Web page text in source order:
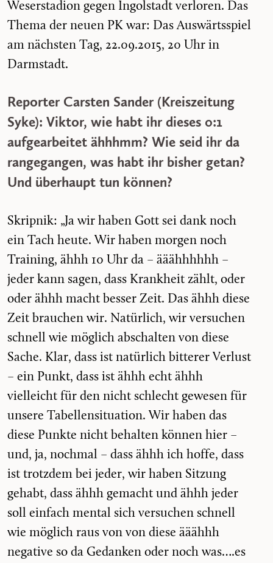
Weserstadion gegen Ingolstadt verloren. Das
Thema der neuen PK war: Das Auswärtsspiel
am nächsten Tag, 22.09.2015, 20 Uhr in
Darmstadt.
Reporter Carsten Sander (Kreiszeitung
Syke): Viktor, wie habt ihr dieses 0:1
aufgearbeitet ähhhmm? Wie seid ihr da
rangegangen, was habt ihr bisher getan?
Und überhaupt tun können?
Skripnik: „Ja wir haben Gott sei dank noch
ein Tach heute. Wir haben morgen noch
Training, ähhh 10 Uhr da – ääähhhhhh –
jeder kann sagen, dass Krankheit zählt, oder
oder ähhh macht besser Zeit. Das ähhh diese
Zeit brauchen wir. Natürlich, wir versuchen
schnell wie möglich abschalten von diese
Sache. Klar, dass ist natürlich bitterer Verlust
– ein Punkt, dass ist ähhh echt ähhh
vielleicht für den nicht schlecht gewesen für
unsere Tabellensituation. Wir haben das
diese Punkte nicht behalten können hier –
und, ja, nochmal – dass ähhh ich hoffe, dass
ist trotzdem bei jeder, wir haben Sitzung
gehabt, dass ähhh gemacht und ähhh jeder
soll einfach mental sich versuchen schnell
wie möglich raus von von diese ääähhh
negative so da Gedanken oder noch was….es